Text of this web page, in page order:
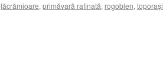
lăcrămioare, primăvară rafinată, rogoblen, toporași